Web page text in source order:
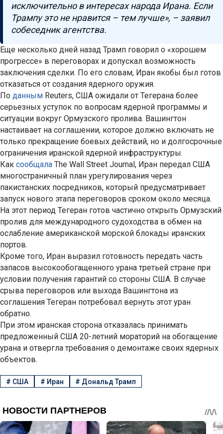
исключительно в интересах народа Ирана. Если
Трампу это не нравится – тем лучше», – заявил
собеседник агентства.
Еще несколько дней назад Трамп говорил о «хорошем
прогрессе» в переговорах и допускал возможность
заключения сделки. По его словам, Иран якобы был готов
отказаться от создания ядерного оружия.
По данным Reuters, США ожидали от Тегерана более
серьезных уступок по вопросам ядерной программы и
ситуации вокруг Ормузского пролива. Вашингтон
настаивает на соглашении, которое должно включать не
только прекращение боевых действий, но и долгосрочные
ограничения иранской ядерной инфраструктуры.
Как сообщала The Wall Street Journal, Иран передал США
многостраничный план урегулирования через
пакистанских посредников, который предусматривает
запуск нового этапа переговоров сроком около месяца.
На этот период Тегеран готов частично открыть Ормузский
пролив для международного судоходства в обмен на
ослабление американской морской блокады иранских
портов.
Кроме того, Иран выразил готовность передать часть
запасов высокообогащенного урана третьей стране при
условии получения гарантий со стороны США. В случае
срыва переговоров или выхода Вашингтона из
соглашения Тегеран потребовал вернуть этот уран
обратно.
При этом иранская сторона отказалась принимать
предложенный США 20-летний мораторий на обогащение
урана и отвергла требования о демонтаже своих ядерных
объектов.
# США # Иран # Дональд Трамп